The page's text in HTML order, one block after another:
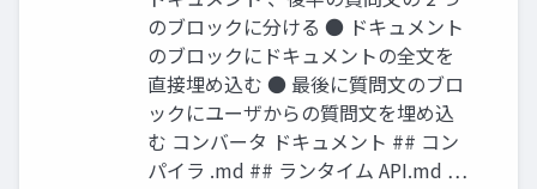
のブロックに分ける ● ドキュメント
のブロックにドキュメントの全文を
直接埋め込む ● 最後に質問文のブロ
ックにユーザからの質問文を埋め込
む コンバータ ドキュメント ## コン
パイラ .md ## ランタイム API.md …